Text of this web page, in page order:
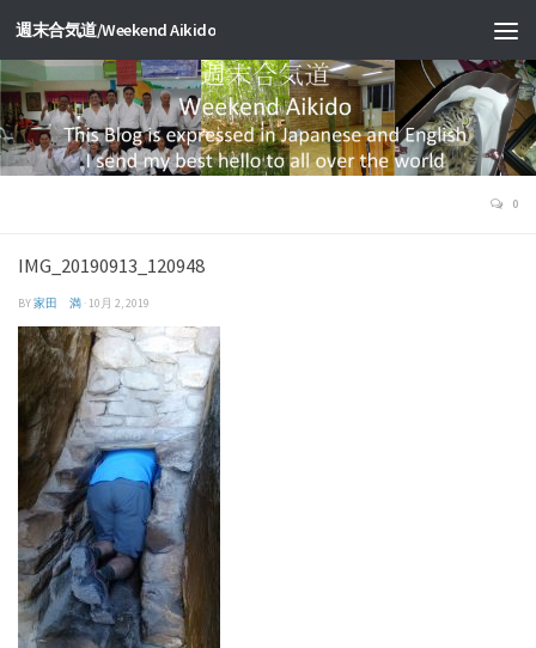
週末合気道/Weekend Aikido
0
IMG_20190913_120948
BY家田 満 · 10月 2, 2019